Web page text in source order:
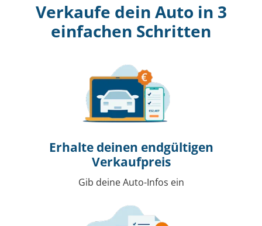
Verkaufe dein Auto in 3
einfachen Schritten
Erhalte deinen endgültigen
Verkaufpreis
Gib deine Auto-Infos ein